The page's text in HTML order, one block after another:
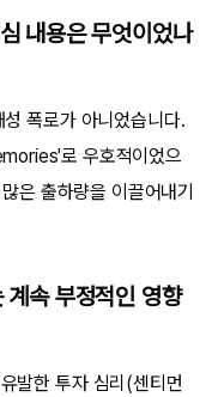
내용은 무엇이었나
폭로가 아니었습니다.
로 우호적이었으
은 출하량을 이끌어내기
속 부정적인 영향
발한 투자 심리(센티먼